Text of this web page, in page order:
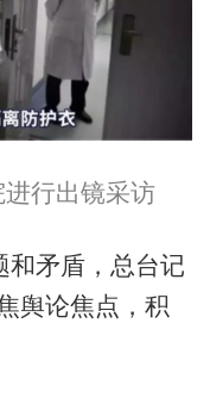
行出镜采访
和矛盾，总台记
舆论焦点，积